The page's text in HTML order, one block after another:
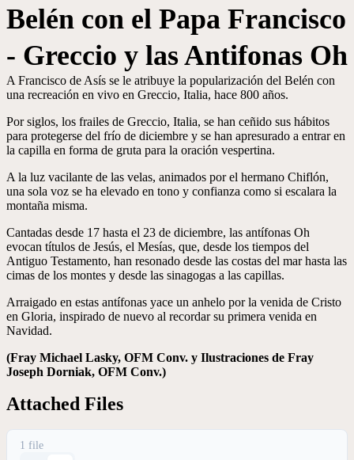
Belén con el Papa Francisco
- Greccio y las Antifonas Oh
A Francisco de Asís se le atribuye la popularización del Belén con
una recreación en vivo en Greccio, Italia, hace 800 años.
Por siglos, los frailes de Greccio, Italia, se han ceñido sus hábitos
para protegerse del frío de diciembre y se han apresurado a entrar en
la capilla en forma de gruta para la oración vespertina.
A la luz vacilante de las velas, animados por el hermano Chiflón,
una sola voz se ha elevado en tono y confianza como si escalara la
montaña misma.
Cantadas desde 17 hasta el 23 de diciembre, las antífonas Oh
evocan títulos de Jesús, el Mesías, que, desde los tiempos del
Antiguo Testamento, han resonado desde las costas del mar hasta las
cimas de los montes y desde las sinagogas a las capillas.
Arraigado en estas antífonas yace un anhelo por la venida de Cristo
en Gloria, inspirado de nuevo al recordar su primera venida en
Navidad.
(Fray Michael Lasky, OFM Conv. y Ilustraciones de Fray
Joseph Dorniak, OFM Conv.)
Attached Files
1 file